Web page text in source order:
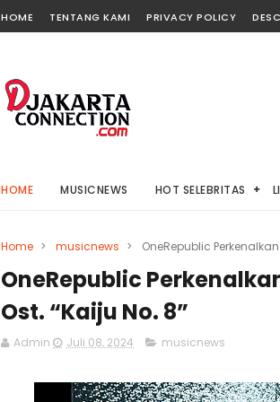
HOME TENTANG KAMI PRIVACY POLICY
HOME MUSICNEWS HOT SELEBRITAS
Home > musicnews > OneRepublic
OneRepublic
Ost. “Kaiju No. 8”
Admin Juli 08, 2024 musicnews